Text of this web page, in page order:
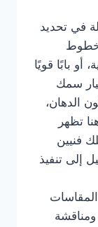
في تحديد
أو بابًا قويًا
سمك
الدهان،
تظهر
فنيين
إلى تنفيذ
المقاسات
ومناقشة